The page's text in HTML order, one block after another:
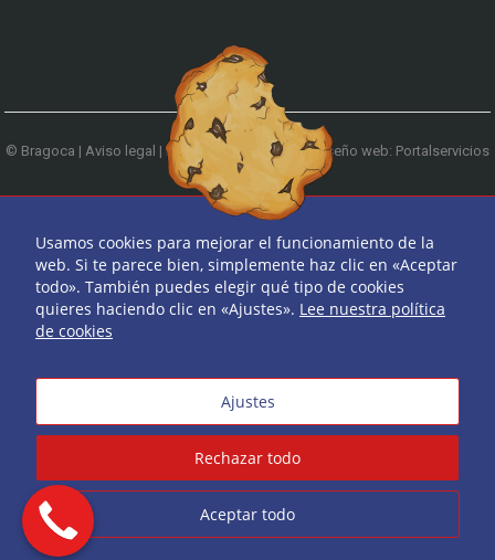
© Bragoca | Aviso legal | Política de privacidad|Diseño web: Portalservicios
| Teléfono: 979 744 522
Ir arriba
Usamos cookies para mejorar el funcionamiento de la
web. Si te parece bien, simplemente haz clic en «Aceptar
todo». También puedes elegir qué tipo de cookies
quieres haciendo clic en «Ajustes». Lee nuestra política
de cookies
Ajustes
Rechazar todo
Aceptar todo